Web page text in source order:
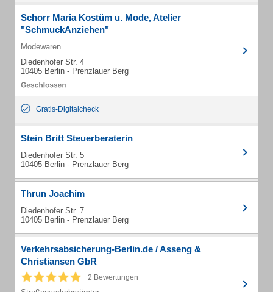
Schorr Maria Kostüm u. Mode, Atelier
"SchmuckAnziehen"
Modewaren
Diedenhofer Str. 4
10405 Berlin - Prenzlauer Berg
Gratis-Digitalcheck
Stein Britt Steuerberaterin
Diedenhofer Str. 5
10405 Berlin - Prenzlauer Berg
Thrun Joachim
Diedenhofer Str. 7
10405 Berlin - Prenzlauer Berg
Verkehrsabsicherung-Berlin.de / Asseng &
Christiansen GbR
2 Bewertungen